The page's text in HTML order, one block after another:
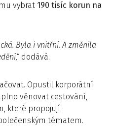
vybrat 190 tisíc korun na
Byla i vnitřní. A změnila
dodává.
Opustil korporátní
věnovat cestování,
které propojují
tématem.